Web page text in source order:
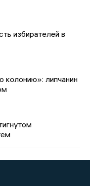
избирателей в
колонию»: липчанин